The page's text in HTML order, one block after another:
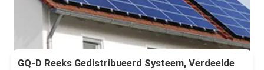
GQ-D Reeks Gedistribueerd Systeem, Verdeelde